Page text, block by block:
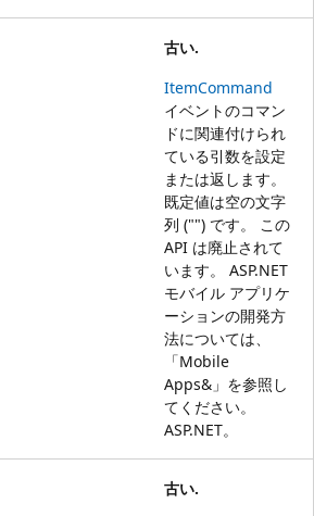
古い.
ItemCommand
イベントのコマン
ドに関連付けられ
ている引数を設定
または返します。
既定値は空の文字
列 ("") です。 この
API は廃止されて
います。 ASP.NET
モバイル アプリケ
ーションの開発方
法については、
「Mobile
Apps&」を参照し
てください。
ASP.NET。
古い.